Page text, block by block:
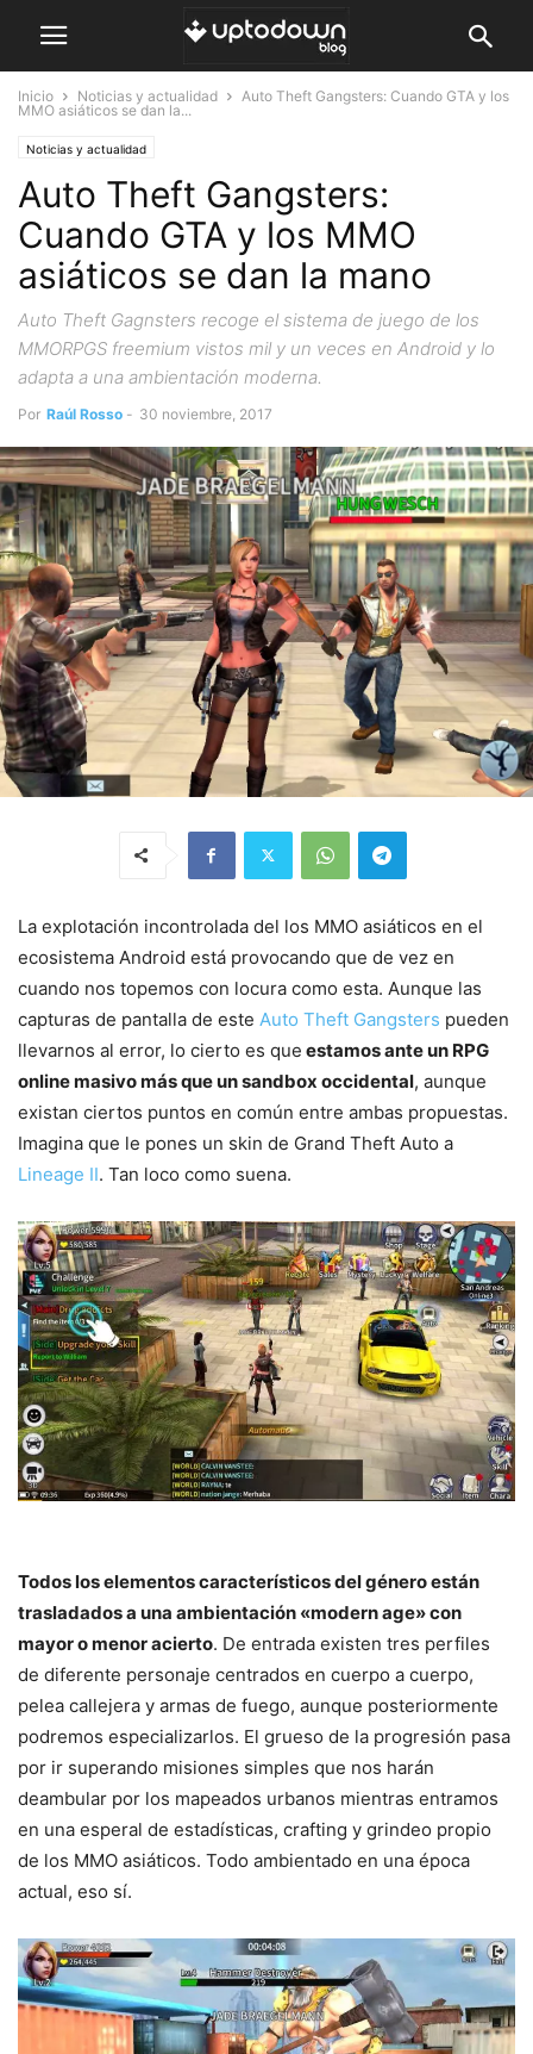
Inicio Noticias y actualidad
Auto Theft Gangsters: Cuando GTA y los
MMO asiáticos se dan la...
Noticias y actualidad
Auto Theft Gangsters:
Cuando GTA y los MMO
asiáticos se dan la mano
Auto Theft Gagnsters recoge el sistema de juego de los
MMORPGS freemium vistos mil y un veces en Android y lo
adapta a una ambientación moderna.
Por Raúl Rosso - 30 noviembre, 2017
La explotación incontrolada del los MMO asiáticos en el
ecosistema Android está provocando que de vez en
cuando nos topemos con locura como esta. Aunque las
capturas de pantalla de este Auto Theft Gangsters pueden
llevarnos al error, lo cierto es que estamos ante un RPG
online masivo más que un sandbox occidental, aunque
existan ciertos puntos en común entre ambas propuestas.
Imagina que le pones un skin de Grand Theft Auto a
Lineage II. Tan loco como suena.
Todos los elementos característicos del género están
trasladados a una ambientación «modern age» con
mayor o menor acierto. De entrada existen tres perfiles
de diferente personaje centrados en cuerpo a cuerpo,
pelea callejera y armas de fuego, aunque posteriormente
podremos especializarlos. El grueso de la progresión pasa
por ir superando misiones simples que nos harán
deambular por los mapeados urbanos mientras entramos
en una esperal de estadísticas, crafting y grindeo propio
de los MMO asiáticos. Todo ambientado en una época
actual, eso sí.